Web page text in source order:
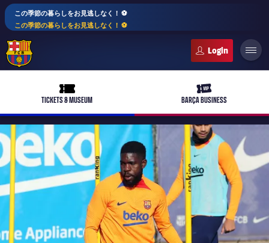
この季節の暮らしをお見逃しなく！ ⚽️
この季節の暮らしをお見逃しなく！ ⚽️
ticket-full
TICKETS & MUSEUM
ticket-vip
BARÇA BUSINESS
label.aria.plus
バルサアカデミー
plusicon
label.aria.plus
PLUSICON
LABEL.ARIA.PLUS
トップチーム
女子サッカー
plusicon
label.aria.plus